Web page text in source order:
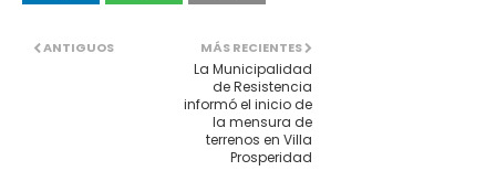
MÁS RECIENTES
La Municipalidad
de Resistencia
informó el inicio de
la mensura de
terrenos en Villa
Prosperidad
ANTIGUOS